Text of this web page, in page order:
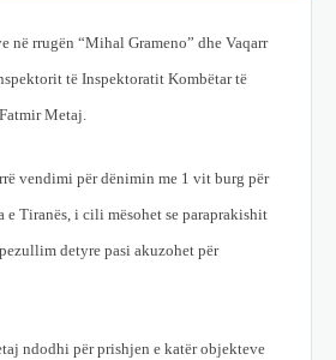
në rrugën “Mihal Grameno” dhe Vaqarr
të Inspektoratit Kombëtar të
Metaj.
vendimi për dënimin me 1 vit burg për
Tiranës, i cili mësohet se paraprakishit
detyre pasi akuzohet për
ndodhi për prishjen e katër objekteve